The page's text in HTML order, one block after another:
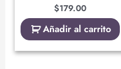
$179.00
Añadir al carrito